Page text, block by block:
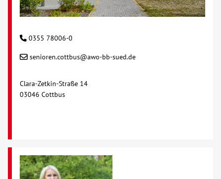
0355 78006-0
senioren.cottbus@awo-bb-sued.de
Clara-Zetkin-Straße 14
03046 Cottbus